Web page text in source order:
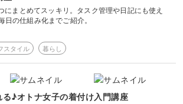
にまとめてスッキリ。タスク管理や日記にも使え
の仕組み化までご紹介。
スタイル 暮らし
る♪オトナ女子の着付け入門講座